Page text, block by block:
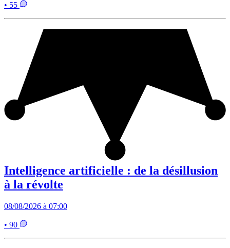
• 55
Intelligence artificielle : de la désillusion
à la révolte
08/08/2026 à 07:00
• 90